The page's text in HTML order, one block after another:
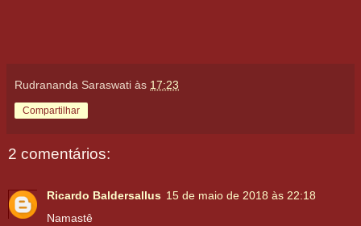
Rudrananda Saraswati às 17:23
Compartilhar
2 comentários:
Ricardo Baldersallus 15 de maio de 2018 às 22:18
Namastê